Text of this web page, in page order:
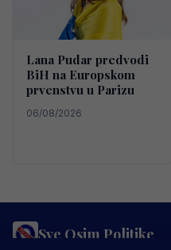
Lana Pudar predvodi
BiH na Europskom
prvenstvu u Parizu
06/08/2026
Sve Osim Politike